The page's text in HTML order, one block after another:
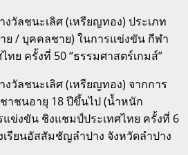
วัลชนะเลิศ (เหรียญทอง) ประเภท
/ บุคคลชาย) ในการแข่งขัน กีฬา
ทย ครั้งที่ 50 “ธรรมศาสตร์เกมส์”
วัลชนะเลิศ (เหรียญทอง) จากการ
าชนอายุ 18 ปีขึ้นไป (น้ำหนัก
แข่งขัน ชิงแชมป์ประเทศไทย ครั้งที่ 6
เรียนอัสสัมชัญลำปาง จังหวัดลำปาง